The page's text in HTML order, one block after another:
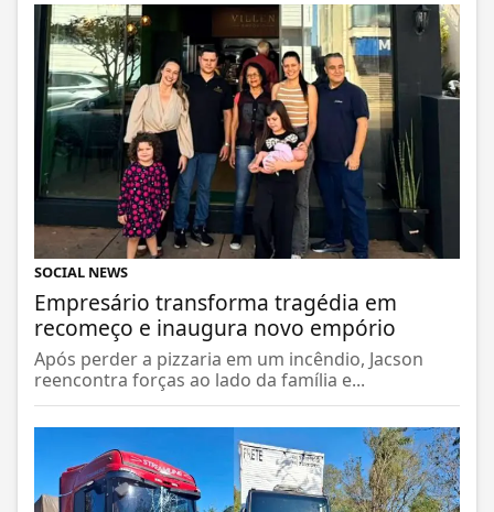
SOCIAL NEWS
Empresário transforma tragédia em
recomeço e inaugura novo empório
Após perder a pizzaria em um incêndio, Jacson
reencontra forças ao lado da família e...